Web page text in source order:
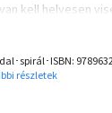
kell helyesen
mire valók a
a kerékpáron.
･spirál･ISBN:
részletek